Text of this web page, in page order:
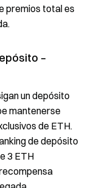
premios total es
–
un depósito
mantenerse
de ETH.
de depósito
3 ETH